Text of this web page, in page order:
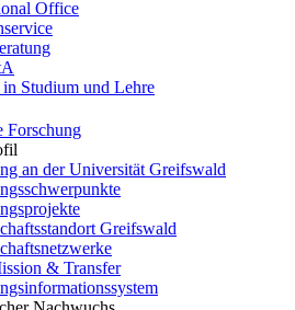
Office
Studium und Lehre
Forschung
an der Universität Greifswald
Greifswald
& Transfer